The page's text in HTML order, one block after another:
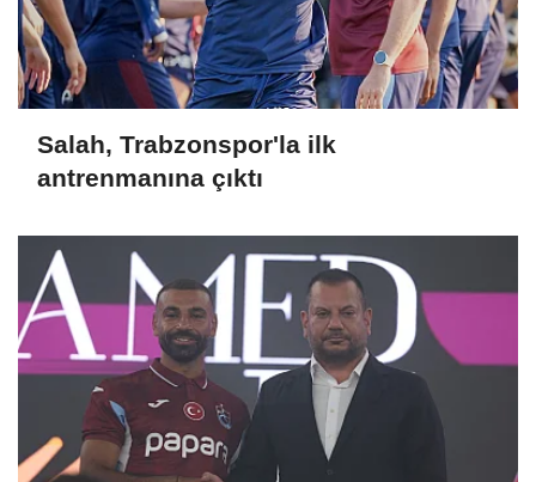
Salah, Trabzonspor'la ilk
antrenmanına çıktı